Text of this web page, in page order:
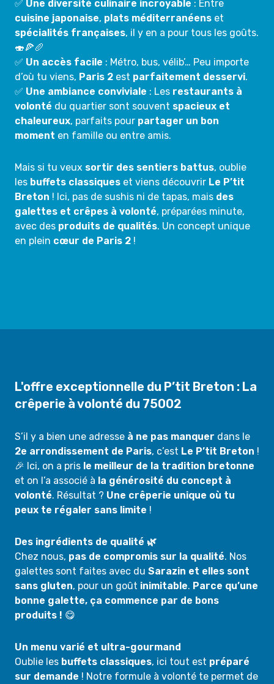
✅ Une diversité culinaire incroyable : Entre
cuisine japonaise, plats méditerranéens et
spécialités françaises, il y en a pour tous les goûts.
🍣🍕🥖
✅ Un accès facile : Métro, bus, vélib’… Peu importe
d’où tu viens, Paris 2 est parfaitement desservi.
✅ Une ambiance conviviale : Les restaurants à
volonté du quartier sont souvent spacieux et
chaleureux, parfaits pour partager un bon
moment en famille ou entre amis.
Mais si tu veux sortir des sentiers battus, oublie
les buffets classiques et viens découvrir Le P’tit
Breton ! Ici, pas de sushis ni de tapas, mais des
galettes et crêpes à volonté, préparées minute,
avec des produits de qualités. Un concept unique
en plein cœur de Paris 2 !
L'offre exceptionnelle du P’tit Breton : La
crêperie à volonté du 75002
S’il y a bien une adresse à ne pas manquer dans le
2e arrondissement de Paris, c’est Le P’tit Breton !
🎉 Ici, on a pris le meilleur de la tradition bretonne
et on l’a associé à la générosité du concept à
volonté. Résultat ? Une crêperie unique où tu
peux te régaler sans limite !
Des ingrédients de qualité 🌿
Chez nous, pas de compromis sur la qualité. Nos
galettes sont faites avec du Sarazin et elles sont
sans gluten, pour un goût inimitable. Parce qu’une
bonne galette, ça commence par de bons
produits ! 😋
Un menu varié et ultra-gourmand
Oublie les buffets classiques, ici tout est préparé
sur demande ! Notre formule à volonté te permet de